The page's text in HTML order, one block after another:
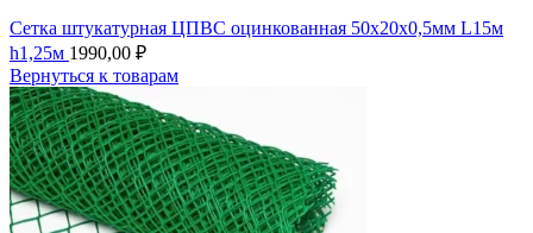
Сетка штукатурная ЦПВС оцинкованная 50х20х0,5мм L15м
h1,25м 1990,00 ₽
Вернуться к товарам